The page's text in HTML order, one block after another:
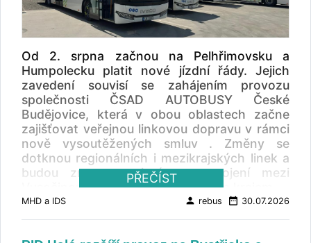
Od 2. srpna začnou na Pelhřimovsku a
Humpolecku platit nové jízdní řády. Jejich
zavedení souvisí se zahájením provozu
společnosti ČSAD AUTOBUSY České
Budějovice, která v obou oblastech začne
zajišťovat veřejnou linkovou dopravu v rámci
nově vysoutěžených smluv . Změny se
dotknou regionálních i mezikrajských linek a
budou znamenat i úpravu spojení mezi
Vysočinou, Prahou a Středočeským krajem.
Nové jízdní řády jsou součástí změny
organizace autobusové dopravy VDV na
PŘEČÍST
MHD a IDS person rebus date_range 30.07.2026